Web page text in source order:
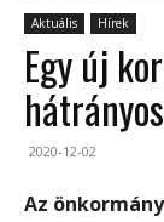
Aktuális Hírek
Egy új
2020-12-02
Az